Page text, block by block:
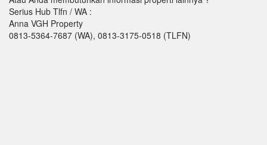
Serius Hub Tlfn / WA :
Anna VGH Property
0813-5364-7687 (WA), 0813-3175-0518 (TLFN)